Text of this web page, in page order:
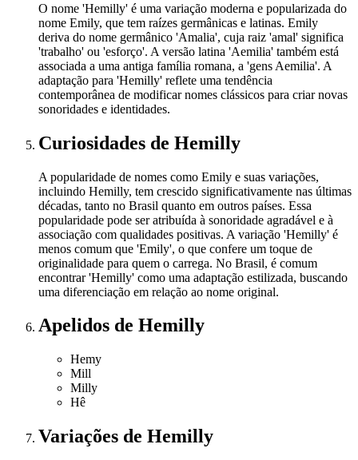
O nome 'Hemilly' é uma variação moderna e popularizada do
nome Emily, que tem raízes germânicas e latinas. Emily
deriva do nome germânico 'Amalia', cuja raiz 'amal' significa
'trabalho' ou 'esforço'. A versão latina 'Aemilia' também está
associada a uma antiga família romana, a 'gens Aemilia'. A
adaptação para 'Hemilly' reflete uma tendência
contemporânea de modificar nomes clássicos para criar novas
sonoridades e identidades.
Curiosidades de Hemilly
A popularidade de nomes como Emily e suas variações,
incluindo Hemilly, tem crescido significativamente nas últimas
décadas, tanto no Brasil quanto em outros países. Essa
popularidade pode ser atribuída à sonoridade agradável e à
associação com qualidades positivas. A variação 'Hemilly' é
menos comum que 'Emily', o que confere um toque de
originalidade para quem o carrega. No Brasil, é comum
encontrar 'Hemilly' como uma adaptação estilizada, buscando
uma diferenciação em relação ao nome original.
Apelidos de Hemilly
Hemy
Mill
Milly
Hê
Variações de Hemilly